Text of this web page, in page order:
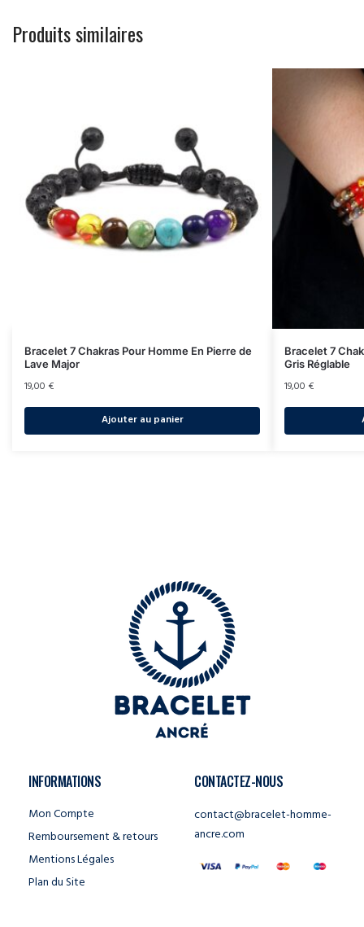
Produits similaires
Bracelet 7 Chakras Pour Homme En Pierre de
Lave Major
19,00 €
Ajouter au panier
Bracelet 7
Gris Réglable
19,00 €
INFORMATIONS
Mon Compte
Remboursement & retours
Mentions Légales
Plan du Site
CONTACTEZ-NOUS
contact@bracelet-homme-
ancre.com